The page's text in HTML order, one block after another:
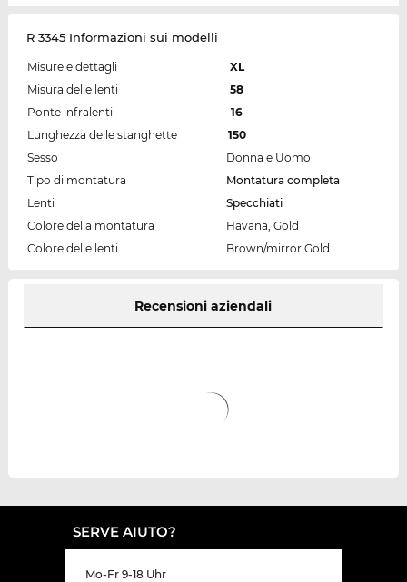
R 3345 Informazioni sui modelli
Misure e dettagli
XL
Misura delle lenti
58
Ponte infralenti
16
Lunghezza delle stanghette
150
Sesso
Donna e Uomo
Tipo di montatura
Montatura completa
Lenti
Specchiati
Colore della montatura
Havana, Gold
Colore delle lenti
Brown/mirror Gold
Recensioni aziendali
SERVE AIUTO?
Mo-Fr 9-18 Uhr